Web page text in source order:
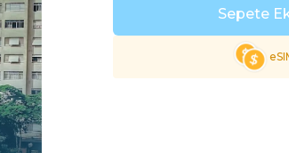
Tüm
Sepete